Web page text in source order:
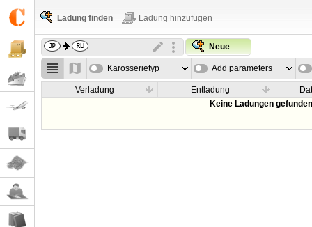
Ladung finden Ladung hinzufügen
Neue
Karosserietyp Add parameters
Verladung Entladung
Keine Ladungen